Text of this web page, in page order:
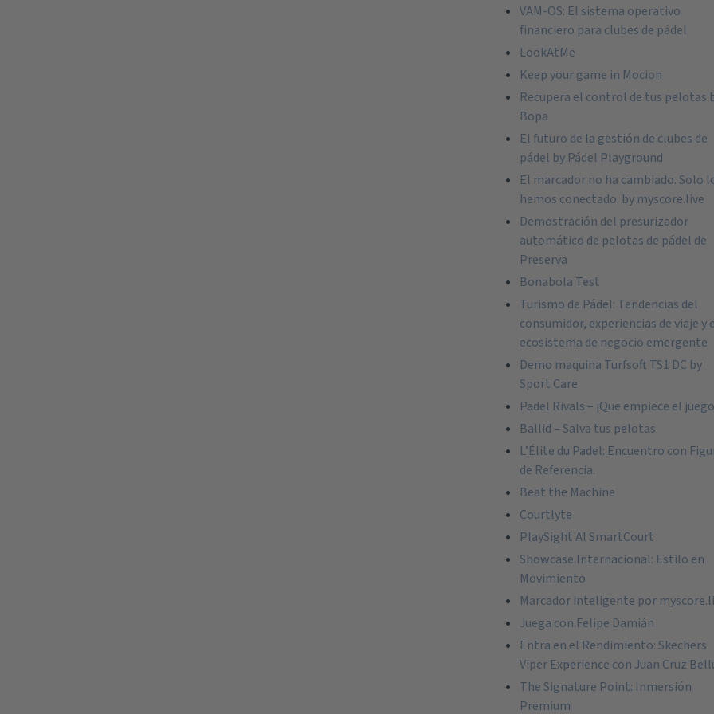
VAM-OS: El sistema operativo
financiero para clubes de pádel
LookAtMe
Keep your game in Mocion
Recupera el control de tus pelotas
Bopa
El futuro de la gestión de clubes de
pádel by Pádel Playground
El marcador no ha cambiado. Solo
hemos conectado. by myscore.live
Demostración del presurizador
automático de pelotas de pádel de
Preserva
Bonabola Test
Turismo de Pádel: Tendencias del
consumidor, experiencias de viaje y
ecosistema de negocio emergente
Demo maquina Turfsoft TS1 DC by
Sport Care
Padel Rivals – ¡Que empiece el
Ballid – Salva tus pelotas
L’Élite du Padel: Encuentro con
de Referencia.
Beat the Machine
Courtlyte
PlaySight AI SmartCourt
Showcase Internacional: Estilo en
Movimiento
Marcador inteligente por
Juega con Felipe Damián
Entra en el Rendimiento: Skechers
Viper Experience con Juan Cruz
The Signature Point: Inmersión
Premium